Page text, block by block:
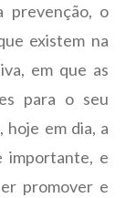
prevenção, o
existem na
em que as
para o seu
em dia, a
importante, e
promover e